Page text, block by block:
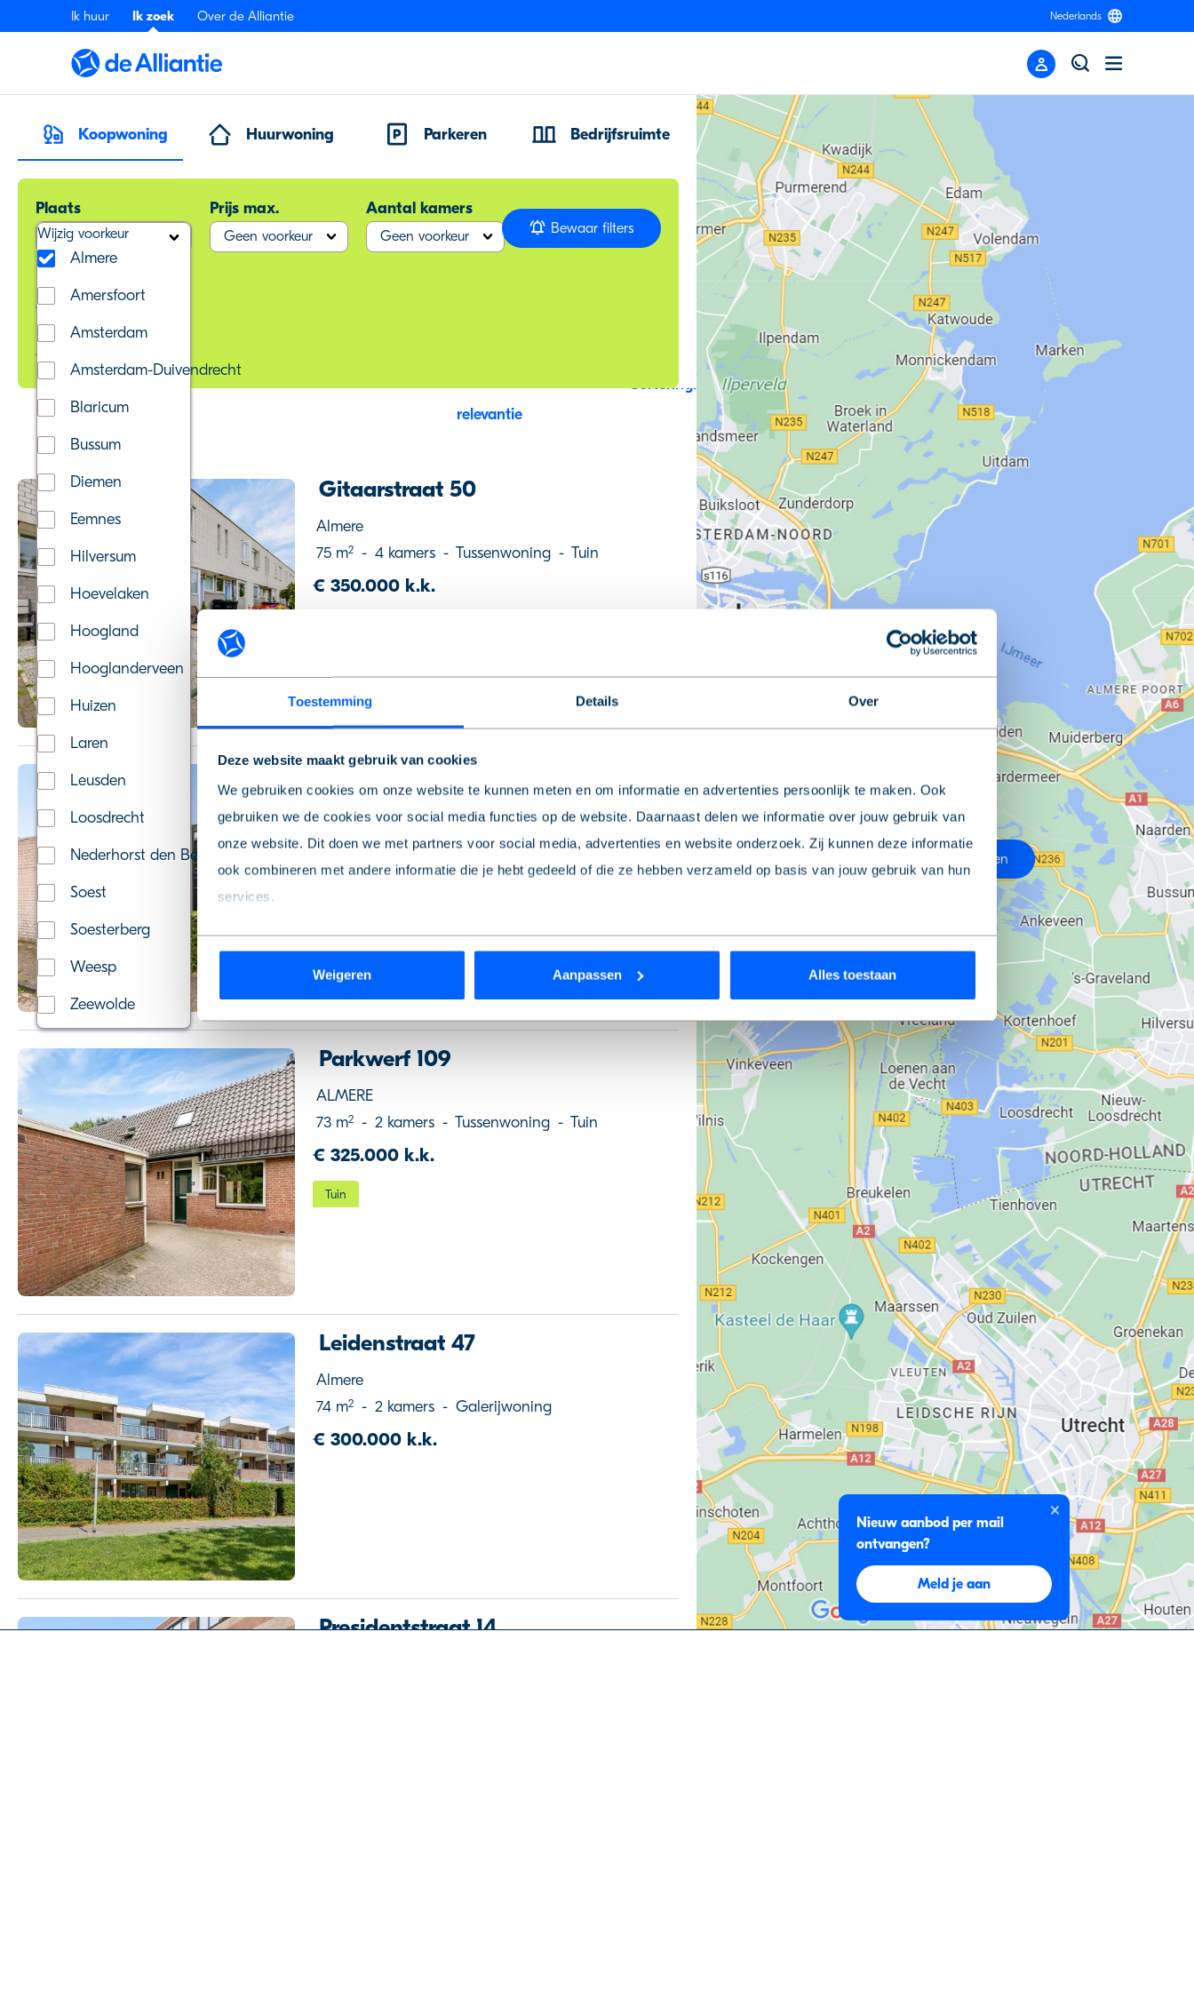
Toestemming Details Over
Deze website maakt gebruik van cookies
We gebruiken cookies om onze website te kunnen meten en om informatie en advertenties persoonlijk te maken. Ook
gebruiken we de cookies voor social media functies op de website. Daarnaast delen we informatie over jouw gebruik van
onze website. Dit doen we met partners voor social media, advertenties en website onderzoek. Zij kunnen deze informatie
ook combineren met andere informatie die je hebt gedeeld of die ze hebben verzameld op basis van jouw gebruik van hun
services.
Wil je je keuze aanpassen of je toestemming intrekken? Dat kan op elk moment via de link ‘cookieverklaring’ onderaan
We werken samen met9 derdendie uw gegevens kunnen ontvangen en verwerken.
Weigeren Aanpassen Alles toestaan
Ik huur Ik zoek Over de Alliantie Nederlands
Koopwoning Huurwoning Parkeren Bedrijfsruimte
Plaats
Wijzig voorkeur
Wijzig voorkeur
Almere
Amersfoort
Amsterdam
Amsterdam-Duivendrecht
Blaricum
Bussum
Diemen
Eemnes
Hilversum
Hoevelaken
Hoogland
Hooglanderveen
Huizen
Laren
Leusden
Loosdrecht
Nederhorst den Berg
Soest
Soesterberg
Weesp
Zeewolde
Meer filters
Prijs max.
Geen voorkeur
Aantal kamers
Geen voorkeur Bewaar filters
Almere
Sortering:
Gitaarstraat 50
Almere
75 m2 - 4 kamers - Tussenwoning - Tuin
€ 350.000 k.k.
Eemplein 14
Almere
50 m
- 2 kamers-Appartement-Tuin
€ 275.000 k.k.
Parkwerf 109
ALMERE
73 m2 - 2 kamers - Tussenwoning - Tuin
€ 325.000 k.k.
Tuin
Leidenstraat 47
Almere
74 m2 - 2 kamers - Galerijwoning
€ 300.000 k.k.
Presidentstraat 14
locaties tonen
Nieuw aanbod per mail
ontvangen?
Meld je aan